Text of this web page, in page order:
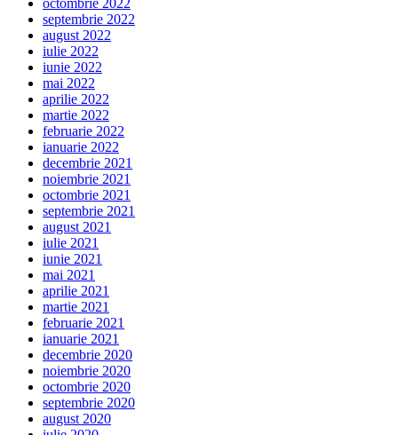
septembrie 2022
august 2022
iulie 2022
iunie 2022
mai 2022
aprilie 2022
martie 2022
februarie 2022
ianuarie 2022
decembrie 2021
noiembrie 2021
octombrie 2021
septembrie 2021
august 2021
iulie 2021
iunie 2021
mai 2021
aprilie 2021
martie 2021
februarie 2021
ianuarie 2021
decembrie 2020
noiembrie 2020
octombrie 2020
septembrie 2020
august 2020